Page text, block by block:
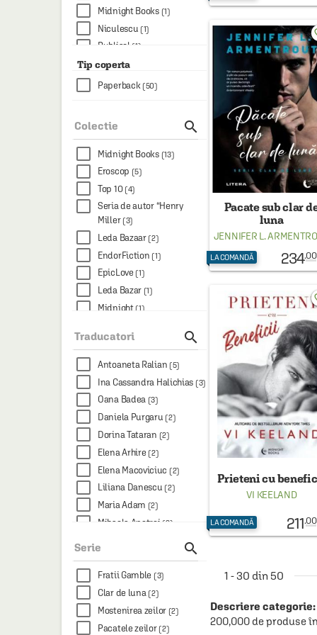
Midnight Books (1)
Niculescu (1)
Publisol (1)
Tesu (1)
Univers (1)
Tip coperta
Paperback (50)
Colectie 
Midnight Books (13)
Eroscop (5)
Top 10 (4)
Seria de autor “Henry
Miller (3)
Leda Bazaar (2)
EndorFiction (1)
EpicLove (1)
Leda Bazar (1)
Midnight (1)
New Moon
Niculescu Fiction (1)
Traducatori 
Antoaneta Ralian (5)
Ina Cassandra Halichias (3)
Oana Badea (3)
Daniela Purgaru (2)
Dorina Tataran (2)
Elena Arhire (2)
Elena Macoviciuc (2)
Liliana Danescu (2)
Maria Adam (2)
Mihaela Apetrei (2)
Ana Omat (1)
Andra Agafitei (1)
Corina Nutu (1)
Diana Tutuianu (1)
Serie 
Fratii Gamble (3)
Clar de luna (2)
Mostenirea zeilor (2)
Pacatele zeilor (2)
Pacate sub clar
luna
JENNIFER L.
LA COMANDĂ 234.00
Prieteni cu
VI KEELAND
LA COMANDĂ 211.00
1 - 30 din 50
Descriere categorie:
200,000 de produse